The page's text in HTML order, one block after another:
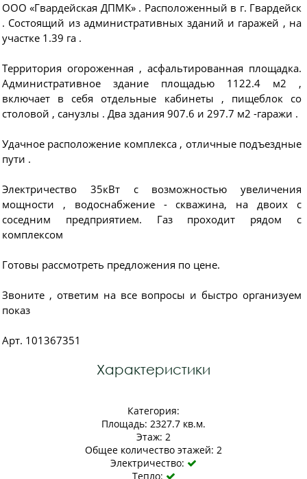
ООО «Гвардейская ДПМК» . Расположенный в г. Гвардейск
. Состоящий из административных зданий и гаражей , на
участке 1.39 га .
Территория огороженная , асфальтированная площадка.
Административное здание площадью 1122.4 м2 ,
включает в себя отдельные кабинеты , пищеблок со
столовой , санузлы . Два здания 907.6 и 297.7 м2 -гаражи .
Удачное расположение комплекса , отличные подъездные
пути .
Электричество 35кВт с возможностью увеличения
мощности , водоснабжение - скважина, на двоих с
соседним предприятием. Газ проходит рядом с
комплексом
Готовы рассмотреть предложения по цене.
Звоните , ответим на все вопросы и быстро организуем
показ
Арт. 101367351
Характеристики
Категория:
Площадь: 2327.7 кв.м.
Этаж: 2
Общее количество этажей: 2
Электричество: 
Тепло: 